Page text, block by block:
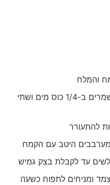
בכלי נפרד ממיסים את השמרים ב-1/4 כוס מים ושתי
היטב עם הקמח
עד לקבלת בצק גמיש
ומניחים לתפוח כשעה